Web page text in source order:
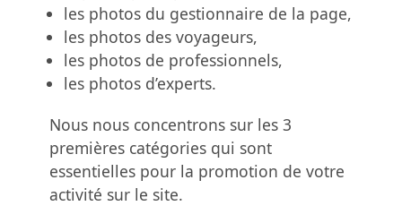
les photos du gestionnaire de la page,
les photos des voyageurs,
les photos de professionnels,
les photos d’experts.
Nous nous concentrons sur les 3
premières catégories qui sont
essentielles pour la promotion de votre
activité sur le site.